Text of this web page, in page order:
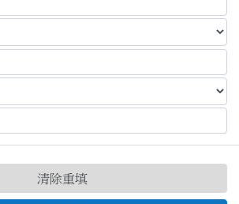
清除重填